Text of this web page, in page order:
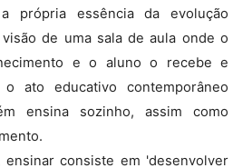
própria essência da evolução
de uma sala de aula onde o
e o aluno o recebe e
o ato educativo contemporâneo
ensina sozinho, assim como
ensinar consiste em 'desenvolver